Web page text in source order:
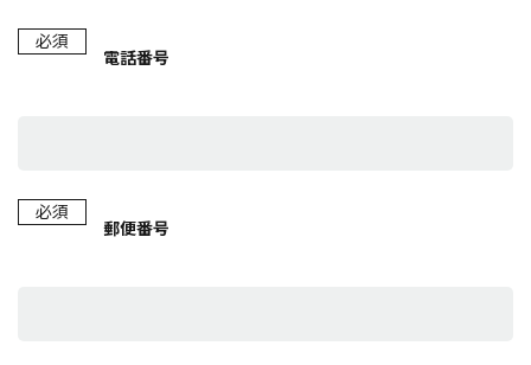
必須
電話番号
必須
郵便番号